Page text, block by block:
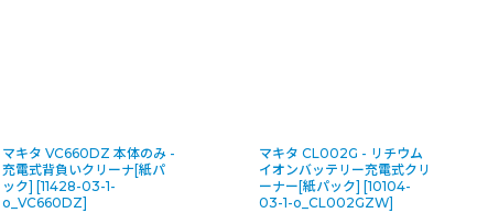
マキタ CL002G - リチウム
イオンバッテリー充電式クリ
ーナー[紙パック]
03-1-o_CL002GZW
京セラ ハンディークリーナー
用 丸ブラシ E-181-3（旧
RYOBI / リョービ ）
02-1-o_E-181-3